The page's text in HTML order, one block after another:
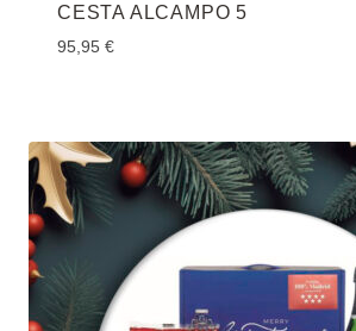
CESTA ALCAMPO 5
95,95 €